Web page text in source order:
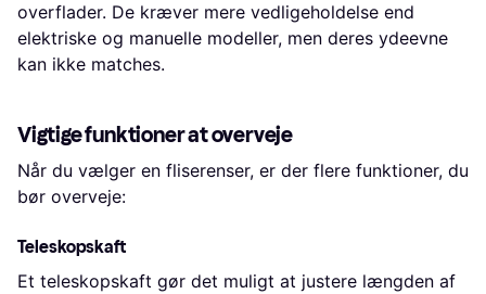
overflader. De kræver mere vedligeholdelse end
elektriske og manuelle modeller, men deres ydeevne
kan ikke matches.
Vigtige funktioner at overveje
Når du vælger en fliserenser, er der flere funktioner, du
bør overveje:
Teleskopskaft
Et teleskopskaft gør det muligt at justere længden af